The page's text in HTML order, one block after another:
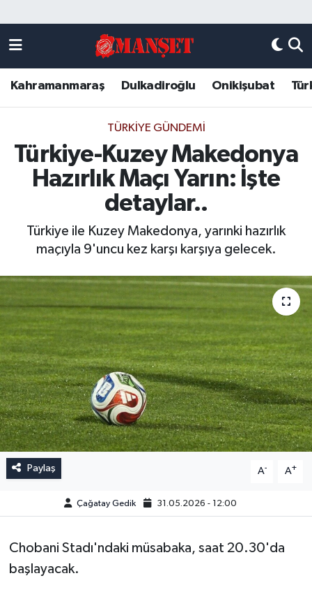
Kahramanmaraş Dulkadiroğlu Onikişubat
TÜRKIYE GÜNDEMI
Türkiye-Kuzey Makedonya
Hazırlık Maçı Yarın: İşte
detaylar..
Türkiye ile Kuzey Makedonya, yarınki hazırlık
maçıyla 9'uncu kez karşı karşıya gelecek.
Paylaş A- A+
Çağatay Gedik 31.05.2026 - 12:00
Chobani Stadı'ndaki müsabaka, saat 20.30'da
başlayacak.
DULKADİROĞLU
KAHRAMANMARAŞ
ONİKİŞUBAT
Künye
Kahramanmaraş Nöbetçi Eczaneler
Kahramanmaraş Hava Durumu
Kahramanmaraş Trafik Yoğunluk Haritası
Süper Lig Puan Durumu ve Fikstür
Tüm Manşetler
Son Dakika Haberleri